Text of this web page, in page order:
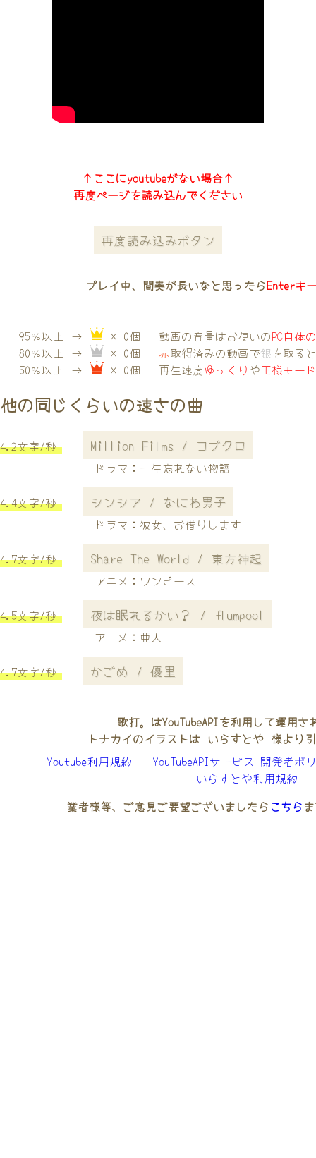
↑ここにyoutubeがない場合↑
再度ページを読み込んでください
再度読み込みボタン
プレイ中、間奏が長いなと思ったらEnterキ
95％以上 →
× 0個
80％以上 →
× 0個
50％以上 →
× 0個
動画の音量はお使いのPC自体
赤取得済みの動画で銀を取る
再生速度ゆっくりや王様モー
他の同じくらいの速さの曲
4.2文字/秒 Million Films / コブクロ
ドラマ：一生忘れない物語
4.4文字/秒 シンシア / なにわ男子
ドラマ：彼女、お借りします
4.7文字/秒 Share The World / 東方神起
アニメ：ワンピース
4.5文字/秒 夜は眠れるかい？ / flumpool
アニメ：亜人
4.7文字/秒 かごめ / 優里
歌打。はYouTubeAPIを利用して運用さ
トナカイのイラストは いらすとや 様より
Youtube利用規約
YouTubeAPIサービス-開発者ポ
いらすとや利用規約
業者様等、ご意見ご要望ございましたら こちら